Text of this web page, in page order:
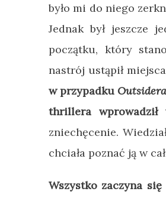
było mi do niego
Jednak był jeszcze
początku, który
nastrój ustąpił
w przypadku
thrillera wprowadził
zniechęcenie.
chciała poznać ją w
Wszystko zaczyna